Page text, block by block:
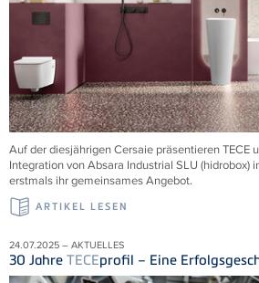
Auf der diesjährigen Cersaie präsentieren TECE
Integration von Absara Industrial SLU (hidrobox)
erstmals ihr gemeinsames Angebot.
ARTIKEL LESEN
24.07.2025 – AKTUELLES
30 Jahre TECEprofil – Eine